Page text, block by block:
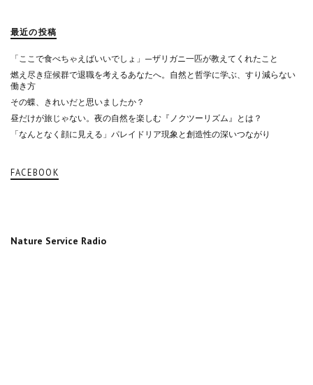
最近の投稿
「ここで食べちゃえばいいでしょ」—ザリガニ一匹が教えてくれたこと
燃え尽き症候群で退職を考えるあなたへ。自然と哲学に学ぶ、すり減らない
働き方
その蝶、きれいだと思いましたか？
昼だけが旅じゃない。夜の自然を楽しむ『ノクツーリズム』とは？
「なんとなく顔に見える」パレイドリア現象と創造性の深いつながり
FACEBOOK
Nature Service Radio